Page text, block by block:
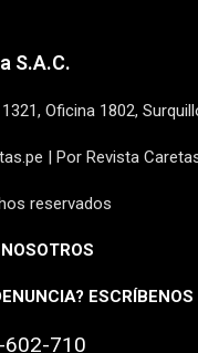
S.A.C.
Oficina 1802,
| Por Revista
reservados
ESCRÍBENOS
602-710